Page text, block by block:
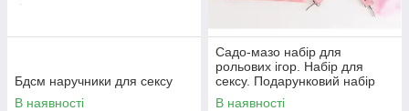
Бдсм наручники для сексу
В наявності
Садо-мазо набір для
рольових ігор. Набір для
сексу. Подарунковий набір
секс іграшки для дорослих
В наявності